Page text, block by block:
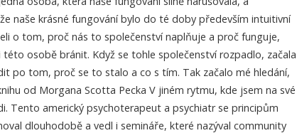
naše krásné fungování bylo do té doby především intuitivní
o tom, proč nás to společenství naplňuje a proč funguje,
osobě bránit. Když se tohle společenství rozpadlo, začala
po tom, proč se to stalo a co s tím. Tak začalo mé hledání,
od Morgana Scotta Pecka V jiném rytmu, kde jsem na své
Tento americký psychoterapeut a psychiatr se principům
dlouhodobě a vedl i semináře, které nazýval community